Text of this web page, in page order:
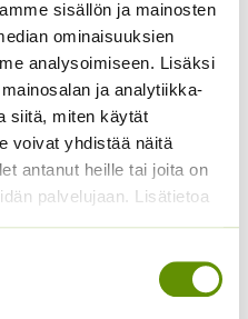
sisällön ja mainosten
ominaisuuksien
analysoimiseen. Lisäksi
ja analytiikka-
siitä, miten käytät
voivat yhdistää näitä
antanut heille tai joita on
palvelujaan. Lisätietoa
toukokuu